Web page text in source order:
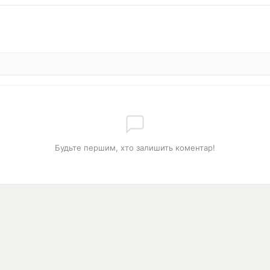
Будьте першим, хто залишить коментар!